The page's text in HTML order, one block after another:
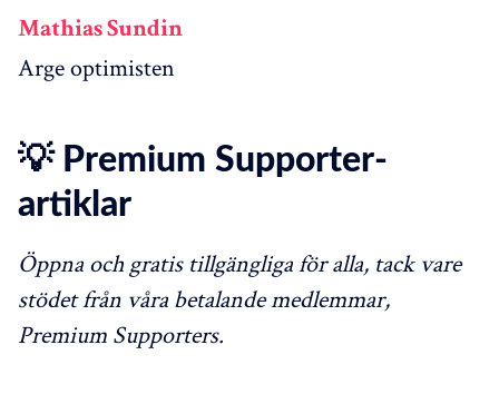
Mathias Sundin
Arge optimisten
💡 Premium Supporter-
artiklar
Öppna och gratis tillgängliga för alla, tack vare
stödet från våra betalande medlemmar,
Premium Supporters.